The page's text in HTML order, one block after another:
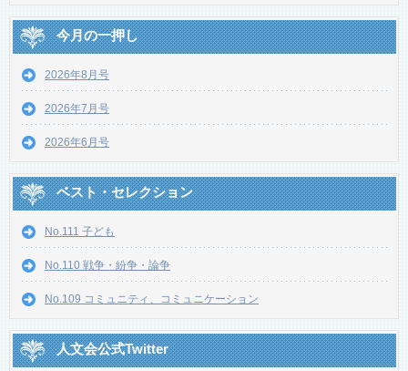
今月の一押し
2026年8月号
2026年7月号
2026年6月号
ベスト・セレクション
No.111 子ども
No.110 戦争・紛争・論争
No.109 コミュニティ、コミュニケーション
人文会公式Twitter